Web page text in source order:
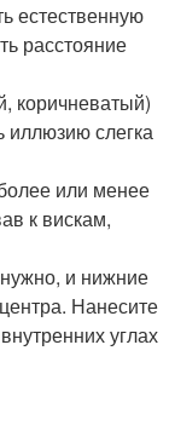
естественную
расстояние
коричневатый)
иллюзию слегка
или менее
к вискам,
и нижние
Нанесите
углах